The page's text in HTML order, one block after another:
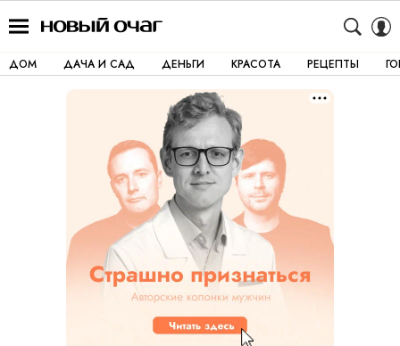
ДОМ ДАЧА И САД ДЕНЬГИ КРАСОТА РЕЦЕПТЫ